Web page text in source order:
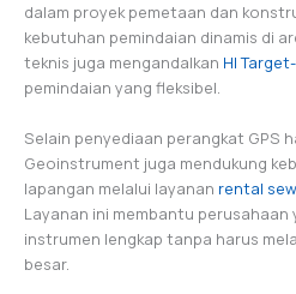
dalam proyek pemetaan dan
kebutuhan pemindaian dinamis di
teknis juga mengandalkan HI
pemindaian yang fleksibel.
Selain penyediaan perangkat GPS
Geoinstrument juga mendukung
lapangan melalui layanan rental
Layanan ini membantu perusahaan
instrumen lengkap tanpa harus
besar.